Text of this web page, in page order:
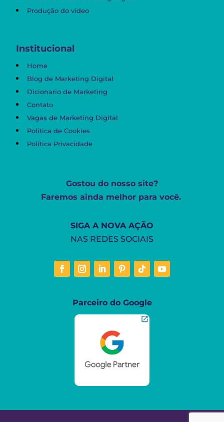
Produção do vídeo
Institucional
Home
Blog de Marketing Digital
Dicionario de Marketing
Contato
Vagas de Marketing Digital
Politica de Cookies
Política Privacidade
Gostou do nosso site?
Faremos ainda melhor para você.
SIGA A NOVA AÇÃO
NAS REDES SOCIAIS
Parceiro do Google